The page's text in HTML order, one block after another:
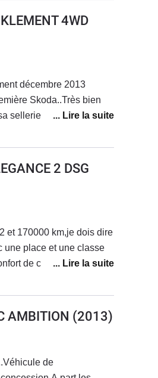
Je n’ai même pas
dix ans en mars 2024!
puissante tout en
de route elle n’est pas
vu le manque de
4WD
décembre 2013
Skoda..Très bien
sellerie en cuir premium,
efficace. 170ch dsg 6.
100 en extra urbain De
taille..Tout pour plaire..
2 DSG
et 170000 km,je dois dire
une place et une classe
de conduite.Aucune
quand c'est le
au bout du monde.c 'est
des cochons... C 'est
qui n en ai pas un si
qui est un cœur de
car il y avait un suivi
AMBITION (2013)
de